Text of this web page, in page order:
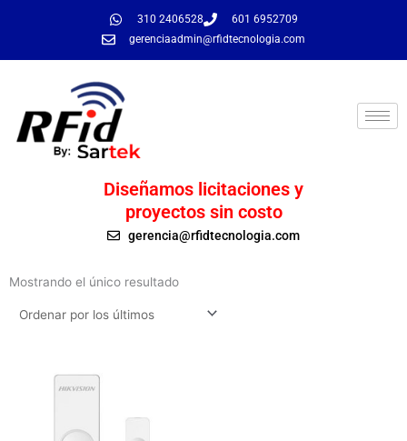
310 2406528
601 6952709
gerenciaadmin@rfidtecnologia.com
Diseñamos licitaciones y
proyectos sin costo
gerencia@rfidtecnologia.com
Mostrando el único resultado